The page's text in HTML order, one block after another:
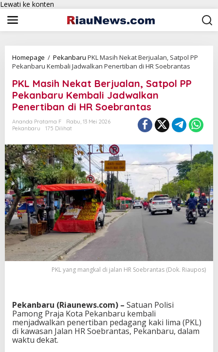
Lewati ke konten
Homepage / Pekanbaru PKL Masih Nekat Berjualan, Satpol PP
Pekanbaru Kembali Jadwalkan Penertiban di HR Soebrantas
PKL Masih Nekat Berjualan, Satpol PP
Pekanbaru Kembali Jadwalkan
Penertiban di HR Soebrantas
Ananda Pratama F
Rabu, 13 Mei 2026
Pekanbaru
175 Dilihat
PKL yang mangkal di jalan HR Soebrantas (Dok. Riaupos)
Pekanbaru (Riaunews.com) – Satuan Polisi
Pamong Praja Kota Pekanbaru kembali
menjadwalkan penertiban pedagang kaki lima (PKL)
di kawasan Jalan HR Soebrantas, Pekanbaru, dalam
waktu dekat.